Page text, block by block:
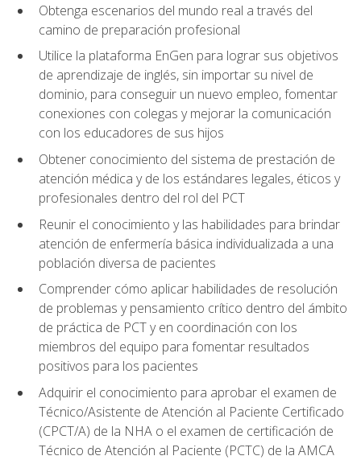
Obtenga escenarios del mundo real a través del
camino de preparación profesional
Utilice la plataforma EnGen para lograr sus objetivos
de aprendizaje de inglés, sin importar su nivel de
dominio, para conseguir un nuevo empleo, fomentar
conexiones con colegas y mejorar la comunicación
con los educadores de sus hijos
Obtener conocimiento del sistema de prestación de
atención médica y de los estándares legales, éticos y
profesionales dentro del rol del PCT
Reunir el conocimiento y las habilidades para brindar
atención de enfermería básica individualizada a una
población diversa de pacientes
Comprender cómo aplicar habilidades de resolución
de problemas y pensamiento crítico dentro del ámbito
de práctica de PCT y en coordinación con los
miembros del equipo para fomentar resultados
positivos para los pacientes
Adquirir el conocimiento para aprobar el examen de
Técnico/Asistente de Atención al Paciente Certificado
(CPCT/A) de la NHA o el examen de certificación de
Técnico de Atención al Paciente (PCTC) de la AMCA